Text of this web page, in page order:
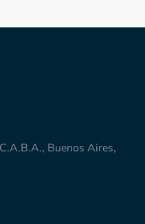
Buenos Aires,